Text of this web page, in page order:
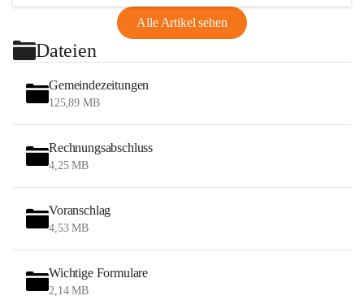
Alle Artikel sehen
Dateien
Gemeindezeitungen
125,89 MB
Rechnungsabschluss
4,25 MB
Voranschlag
4,53 MB
Wichtige Formulare
2,14 MB